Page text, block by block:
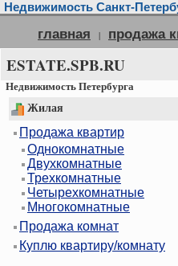
Недвижимость Санкт-
главная | продажа
ESTATE.SPB.RU
Недвижимость Петербурга
Жилая
Продажа квартир
Однокомнатные
Двухкомнатные
Трехкомнатные
Четырехкомнатные
Многокомнатные
Продажа комнат
Куплю квартиру/комнату